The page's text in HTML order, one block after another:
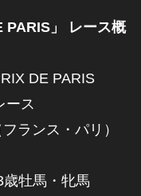
PARIS」 レース概
DE PARIS
ース
ランス・パリ）
牡馬・牝馬